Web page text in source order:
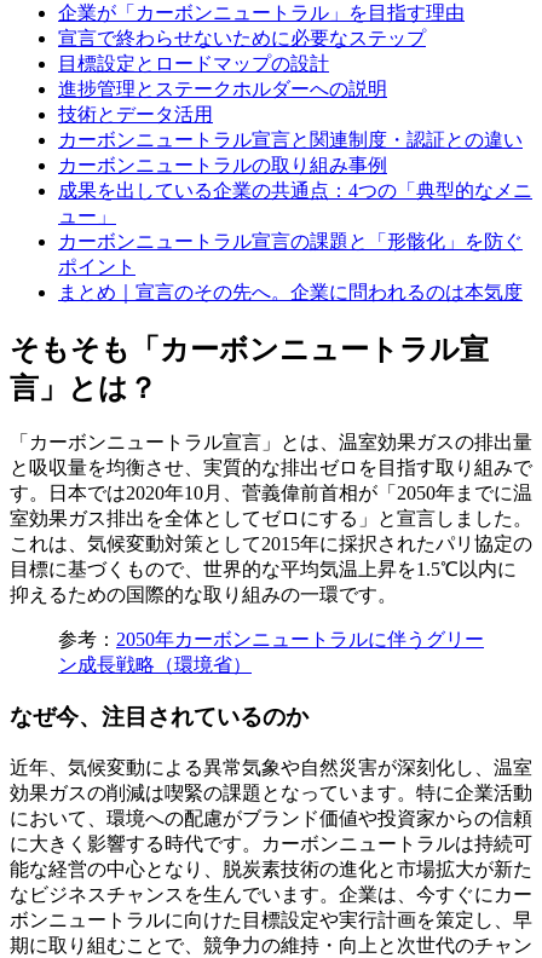
企業が「カーボンニュートラル」を目指す理由
宣言で終わらせないために必要なステップ
目標設定とロードマップの設計
進捗管理とステークホルダーへの説明
技術とデータ活用
カーボンニュートラル宣言と関連制度・認証との違い
カーボンニュートラルの取り組み事例
成果を出している企業の共通点：4つの「典型的なメニ
ュー」
カーボンニュートラル宣言の課題と「形骸化」を防ぐ
ポイント
まとめ｜宣言のその先へ。企業に問われるのは本気度
そもそも「カーボンニュートラル宣
言」とは？
「カーボンニュートラル宣言」とは、温室効果ガスの排出量
と吸収量を均衡させ、実質的な排出ゼロを目指す取り組みで
す。日本では2020年10月、菅義偉前首相が「2050年までに温
室効果ガス排出を全体としてゼロにする」と宣言しました。
これは、気候変動対策として2015年に採択されたパリ協定の
目標に基づくもので、世界的な平均気温上昇を1.5℃以内に
抑えるための国際的な取り組みの一環です。
参考： 2050年カーボンニュートラルに伴うグリー
ン成長戦略（環境省）
なぜ今、注目されているのか
近年、気候変動による異常気象や自然災害が深刻化し、温室
効果ガスの削減は喫緊の課題となっています。特に企業活動
において、環境への配慮がブランド価値や投資家からの信頼
に大きく影響する時代です。カーボンニュートラルは持続可
能な経営の中心となり、脱炭素技術の進化と市場拡大が新た
なビジネスチャンスを生んでいます。企業は、今すぐにカー
ボンニュートラルに向けた目標設定や実行計画を策定し、早
期に取り組むことで、競争力の維持・向上と次世代のチャン